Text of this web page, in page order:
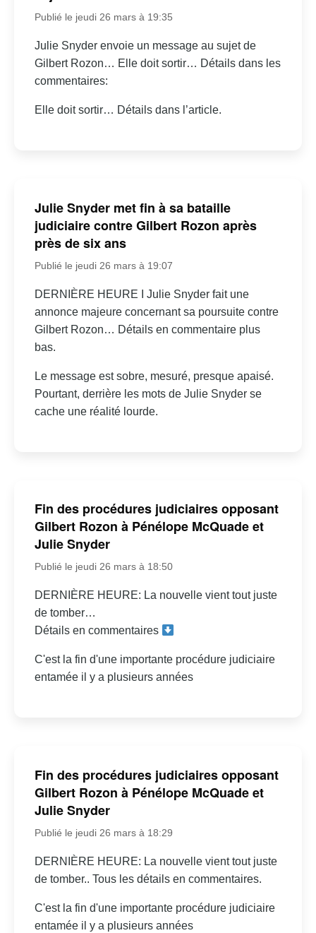
Publié le jeudi 26 mars à 19:35
Julie Snyder envoie un message au sujet de
Gilbert Rozon… Elle doit sortir… Détails dans les
commentaires:
Elle doit sortir… Détails dans l’article.
Julie Snyder met fin à sa bataille
judiciaire contre Gilbert Rozon après
près de six ans
Publié le jeudi 26 mars à 19:07
DERNIÈRE HEURE I Julie Snyder fait une
annonce majeure concernant sa poursuite contre
Gilbert Rozon… Détails en commentaire plus
bas.
Le message est sobre, mesuré, presque apaisé.
Pourtant, derrière les mots de Julie Snyder se
cache une réalité lourde.
Fin des procédures judiciaires opposant
Gilbert Rozon à Pénélope McQuade et
Julie Snyder
Publié le jeudi 26 mars à 18:50
DERNIÈRE HEURE: La nouvelle vient tout juste
de tomber…
Détails en commentaires
C'est la fin d'une importante procédure judiciaire
entamée il y a plusieurs années
Fin des procédures judiciaires opposant
Gilbert Rozon à Pénélope McQuade et
Julie Snyder
Publié le jeudi 26 mars à 18:29
DERNIÈRE HEURE: La nouvelle vient tout juste
de tomber.. Tous les détails en commentaires.
C'est la fin d'une importante procédure judiciaire
entamée il y a plusieurs années